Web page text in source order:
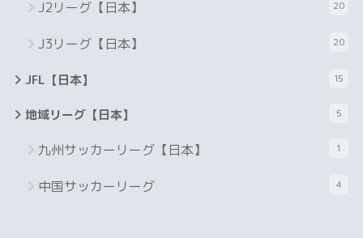
J2リーグ【日本】 20
J3リーグ【日本】 20
JFL【日本】 15
地域リーグ【日本】 5
九州サッカーリーグ【日本】 1
中国サッカーリーグ 4